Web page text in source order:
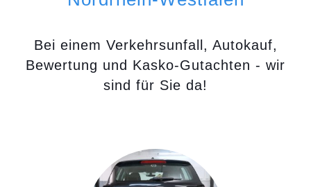
Bei einem Verkehrsunfall, Autokauf,
Bewertung und Kasko-Gutachten - wir
sind für Sie da!